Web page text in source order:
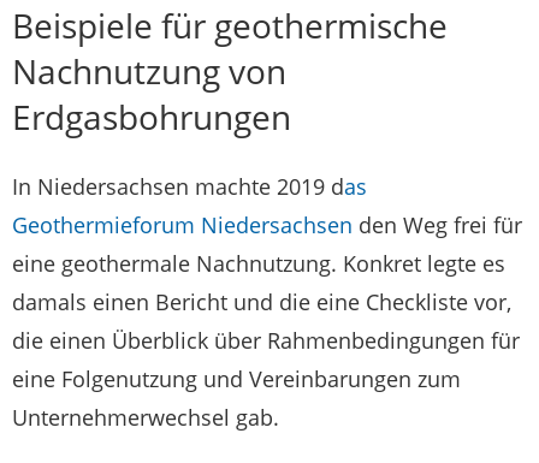
Beispiele für geothermische
Nachnutzung von
Erdgasbohrungen
In Niedersachsen machte 2019 das
Geothermieforum Niedersachsen den Weg frei für
eine geothermale Nachnutzung. Konkret legte es
damals einen Bericht und die eine Checkliste vor,
die einen Überblick über Rahmenbedingungen für
eine Folgenutzung und Vereinbarungen zum
Unternehmerwechsel gab.